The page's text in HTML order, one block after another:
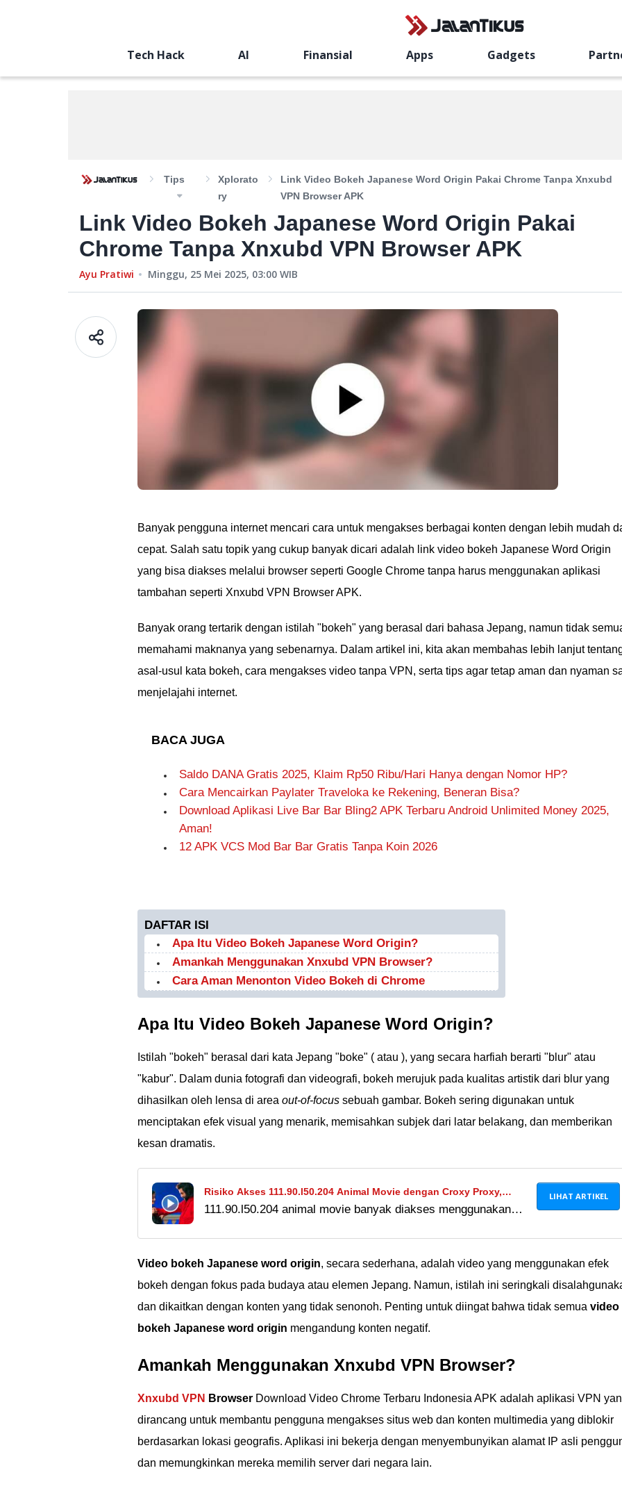
Tech Hack AI Finansial Apps Gadgets
Tips
Xplorato
Ry
Link Video Bokeh Japanese Word Origin Pakai Chrome Tanpa Xnxubd
VPN Browser APK
Link Video Bokeh Japanese Word Origin Pakai
Chrome Tanpa Xnxubd VPN Browser APK
Ayu Pratiwi Minggu, 25 Mei 2025, 03:00 WIB
Banyak pengguna internet mencari cara untuk mengakses berbagai konten dengan lebih mudah
cepat. Salah satu topik yang cukup banyak dicari adalah link video bokeh Japanese Word Origin
yang bisa diakses melalui browser seperti Google Chrome tanpa harus menggunakan aplikasi
tambahan seperti Xnxubd VPN Browser APK.
Banyak orang tertarik dengan istilah "bokeh" yang berasal dari bahasa Jepang, namun tidak
memahami maknanya yang sebenarnya. Dalam artikel ini, kita akan membahas lebih lanjut
asal-usul kata bokeh, cara mengakses video tanpa VPN, serta tips agar tetap aman dan nyaman
menjelajahi internet.
BACA JUGA
Saldo DANA Gratis 2025, Klaim Rp50 Ribu/Hari Hanya dengan Nomor HP?
Cara Mencairkan Paylater Traveloka ke Rekening, Beneran Bisa?
Download Aplikasi Live Bar Bar Bling2 APK Terbaru Android Unlimited Money 2025,
Aman!
12 APK VCS Mod Bar Bar Gratis Tanpa Koin 2026
DAFTAR ISI
Apa Itu Video Bokeh Japanese Word Origin?
Amankah Menggunakan Xnxubd VPN Browser?
Cara Aman Menonton Video Bokeh di Chrome
Apa Itu Video Bokeh Japanese Word Origin?
Istilah "bokeh" berasal dari kata Jepang "boke" ( atau ), yang secara harfiah berarti "blur" atau
"kabur". Dalam dunia fotografi dan videografi, bokeh merujuk pada kualitas artistik dari blur yang
dihasilkan oleh lensa di area out-of-focus sebuah gambar. Bokeh sering digunakan untuk
menciptakan efek visual yang menarik, memisahkan subjek dari latar belakang, dan memberikan
kesan dramatis.
Risiko Akses 111.90.l50.204 Animal Movie dengan Croxy Proxy,
Waspada!
111.90.l50.204 animal movie banyak diakses menggunakan
LIHAT ARTIKEL
Video bokeh Japanese word origin, secara sederhana, adalah video yang menggunakan efek
bokeh dengan fokus pada budaya atau elemen Jepang. Namun, istilah ini seringkali
dan dikaitkan dengan konten yang tidak senonoh. Penting untuk diingat bahwa tidak semua video
bokeh Japanese word origin mengandung konten negatif.
Amankah Menggunakan Xnxubd VPN Browser?
Xnxubd VPN Browser Download Video Chrome Terbaru Indonesia APK adalah aplikasi VPN
dirancang untuk membantu pengguna mengakses situs web dan konten multimedia yang diblokir
berdasarkan lokasi geografis. Aplikasi ini bekerja dengan menyembunyikan alamat IP asli
dan memungkinkan mereka memilih server dari negara lain.